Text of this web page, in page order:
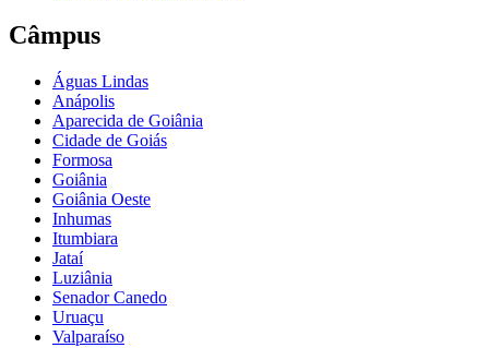
Câmpus
Águas Lindas
Anápolis
Aparecida de Goiânia
Cidade de Goiás
Formosa
Goiânia
Goiânia Oeste
Inhumas
Itumbiara
Jataí
Luziânia
Senador Canedo
Uruaçu
Valparaíso